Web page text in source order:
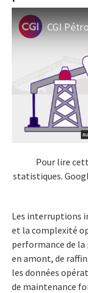
Pour lire
statistiques.
Les interruptions
et la complexité
performance de la
en amont, de
les données
de maintenance